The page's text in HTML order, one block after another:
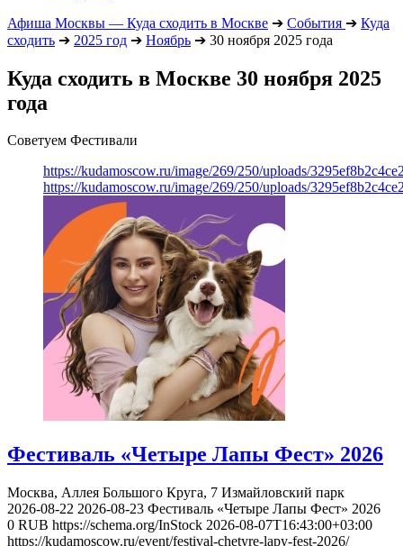
Афиша Москвы — Куда сходить в Москве ➔ События ➔ Куда
сходить ➔ 2025 год ➔ Ноябрь ➔ 30 ноября 2025 года
Куда сходить в Москве 30 ноября 2025
года
Советуем Фестивали
https://kudamoscow.ru/image/269/250/uploads/
https://kudamoscow.ru/image/269/250/uploads/
Фестиваль «Четыре Лапы Фест» 2026
Москва, Аллея Большого Круга, 7 Измайловский парк
2026-08-22 2026-08-23 Фестиваль «Четыре Лапы Фест» 2026
0 RUB https://schema.org/InStock 2026-08-07T16:43:00+03:00
https://kudamoscow.ru/event/festival-chetyre-lapy-fest-2026/